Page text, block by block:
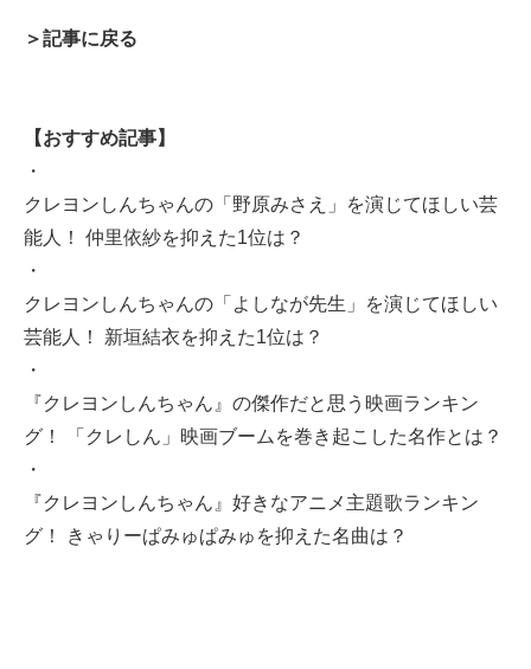
＞記事に戻る
【おすすめ記事】
・
クレヨンしんちゃんの「野原みさえ」を演じてほしい芸
能人！ 仲里依紗を抑えた1位は？
・
クレヨンしんちゃんの「よしなが先生」を演じてほしい
芸能人！ 新垣結衣を抑えた1位は？
・
『クレヨンしんちゃん』の傑作だと思う映画ランキン
グ！ 「クレしん」映画ブームを巻き起こした名作とは？
・
『クレヨンしんちゃん』好きなアニメ主題歌ランキン
グ！ きゃりーぱみゅぱみゅを抑えた名曲は？